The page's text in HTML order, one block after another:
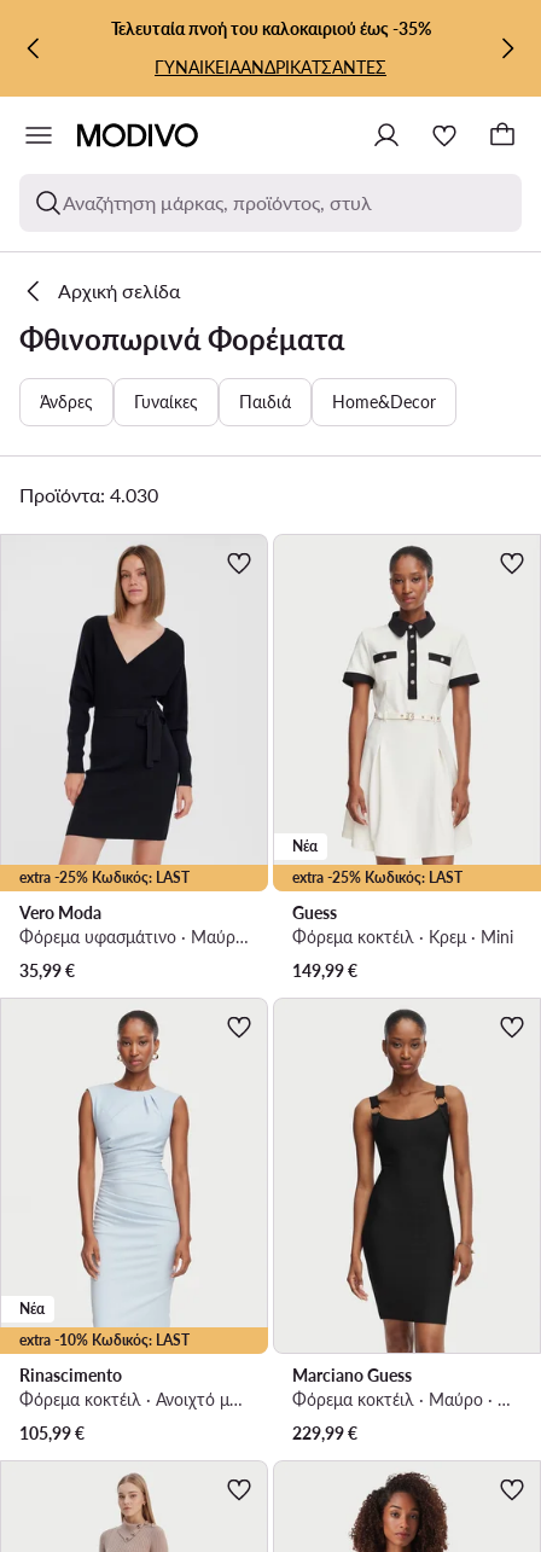
ΜΕΤΆΒΑΣΗ ΣΤΟ ΚΎΡΙΟ ΠΕΡΙΕΧΌΜΕΝΟ
ΜΕΤΆΒΑΣΗ ΣΤΗΝ ΑΝΑΖΉΤΗΣΗ
Τελευταία πνοή του καλοκαιριού έως -35%
ΓΥΝΑΙΚΕΙΑΑΝΔΡΙΚΑΤΣΑΝΤΕΣ
Αναζήτηση μάρκας, προϊόντος, στυλ
Αρχική σελίδα
Φθινοπωρινά Φορέματα
Άνδρες Γυναίκες Παιδιά Home&Decor
Προϊόντα: 4.030
extra -25% Κωδικός: LAST
Vero Moda
Φόρεμα υφασμάτινο · Μαύρο · Mini
35,99€
extra -25% Κωδικός: LAST
Νέα
Guess
Φόρεμα κοκτέιλ · Κρεμ · Mini
149,99€
extra -10% Κωδικός: LAST
Νέα
Rinascimento
Φόρεμα κοκτέιλ · Ανοιχτό μπλε · Midi
105,99€
Marciano Guess
Φόρεμα κοκτέιλ · Μαύρο · Mini
229,99€